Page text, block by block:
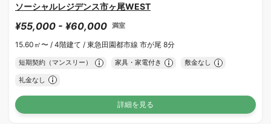
ソーシャルレジデンス市ヶ尾WEST
¥55,000 - ¥60,000 満室
15.60㎡〜 / 4階建て / 東急田園都市線 市が尾 8分
短期契約（マンスリー） 家具・家電付き 敷金なし
礼金なし
詳細を見る